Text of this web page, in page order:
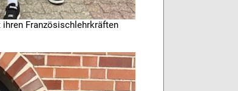
Französischlehrkräften